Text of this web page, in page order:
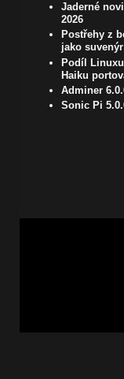
Jaderné
2026
Postřehy z
jako
Podíl
Haiku
Adminer
Sonic Pi